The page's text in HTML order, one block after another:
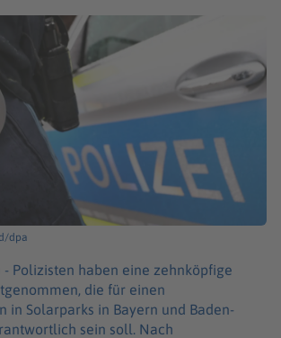
dpa
- Polizisten haben eine zehnköpfige
die für einen
in Solarparks in Bayern und Baden-
sein soll. Nach